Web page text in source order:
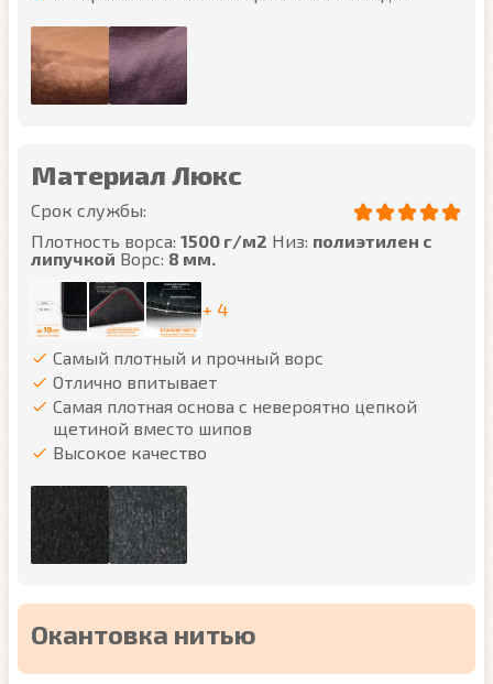
Материал Люкс
Срок службы:
Плотность ворса: 1500 г/м2 Низ: полиэтилен с
липучкой Ворс: 8 мм.
+ 4
Самый плотный и прочный ворс
Отлично впитывает
Самая плотная основа с невероятно цепкой
щетиной вместо шипов
Высокое качество
Окантовка нитью